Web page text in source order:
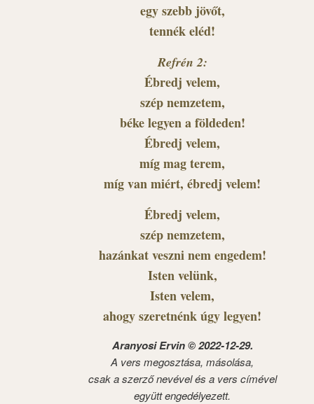
egy szebb jövőt,
tennék eléd!
Refrén 2:
Ébredj velem,
szép nemzetem,
béke legyen a földeden!
Ébredj velem,
míg mag terem,
míg van miért, ébredj velem!
Ébredj velem,
szép nemzetem,
hazánkat veszni nem engedem!
Isten velünk,
Isten velem,
ahogy szeretnénk úgy legyen!
Aranyosi Ervin © 2022-12-29.
A vers megosztása, másolása,
csak a szerző nevével és a vers címével
együtt engedélyezett.